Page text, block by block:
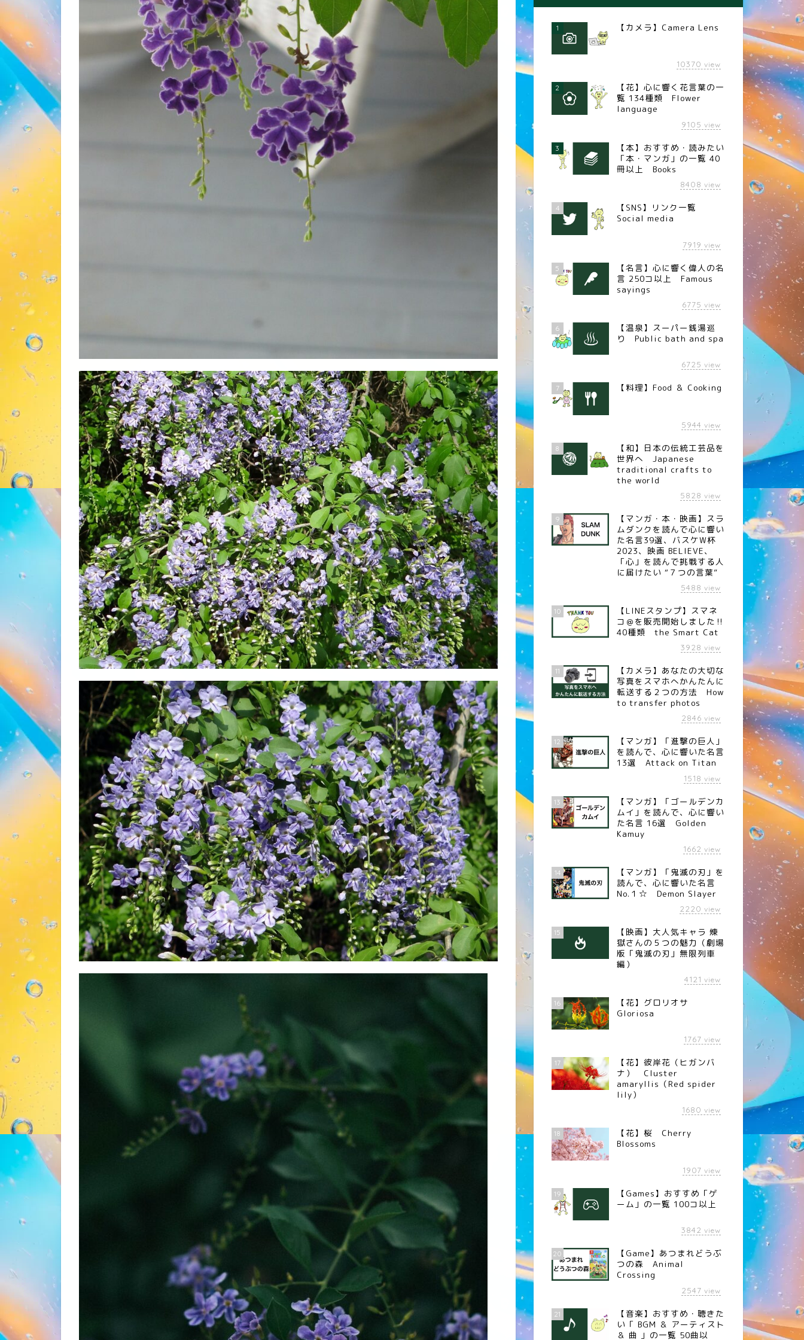
1 【カメラ】Camera Lens
10370 view
2
【花】心に響く花言葉の一
覧 134種類 Flower
language
9105 view
3
【本】おすすめ・読みたい
「本・マンガ」の一覧 40
冊以上 Books
8408 view
4
【SNS】リンク一覧
Social media
7919 view
5
【名言】心に響く偉人の名
言 250コ以上 Famous
sayings
6775 view
6
【温泉】スーパー銭湯巡
り Public bath and spa
6725 view
7 【料理】Food ＆ Cooking
5944 view
8
【和】日本の伝統工芸品を
世界へ Japanese
traditional crafts to
the world
5828 view
9
【マンガ・本・映画】スラ
ムダンクを読んで心に響い
た名言39選、バスケW杯
2023、映画 BELIEVE、
「心」を読んで挑戦する人
に届けたい “７つの言葉”
5488 view
10
【LINEスタンプ】スマネ
コ＠を販売開始しました‼︎
40種類 the Smart Cat
3928 view
11
【カメラ】あなたの大切な
写真をスマホへかんたんに
転送する２つの方法 How
to transfer photos
2846 view
12
【マンガ】「進撃の巨人」
を読んで、心に響いた名言
13選 Attack on Titan
1518 view
13
【マンガ】「ゴールデンカ
ムイ」を読んで、心に響い
た名言 16選 Golden
Kamuy
1662 view
14
【マンガ】「鬼滅の刃」を
読んで、心に響いた名言
No.１☆ Demon Slayer
2220 view
15
【映画】大人気キャラ 煉󠄁
獄さんの５つの魅力（劇場
版「鬼滅の刃」無限列車
編）
4121 view
16
【花】グロリオサ
Gloriosa
1767 view
17
【花】彼岸花（ヒガンバ
ナ） Cluster
amaryllis（Red spider
lily）
1680 view
18
【花】桜 Cherry
Blossoms
1907 view
19
【Games】おすすめ「ゲ
ーム」の一覧 100コ以上
3842 view
20
【Game】あつまれどうぶ
つの森 Animal
Crossing
2547 view
21
【音楽】おすすめ・聴きた
い「 BGM ＆ アーティスト
＆ 曲 」の一覧 50曲以